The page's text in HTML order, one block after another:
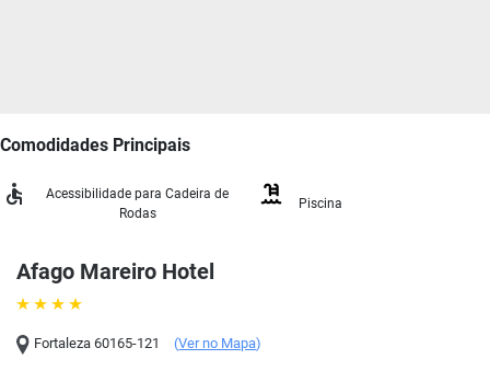
Afago Mareiro Hotel
Fortaleza 60165-121 (Ver no Mapa)
Comodidades Principais
Acessibilidade para Cadeira de
Rodas
Piscina